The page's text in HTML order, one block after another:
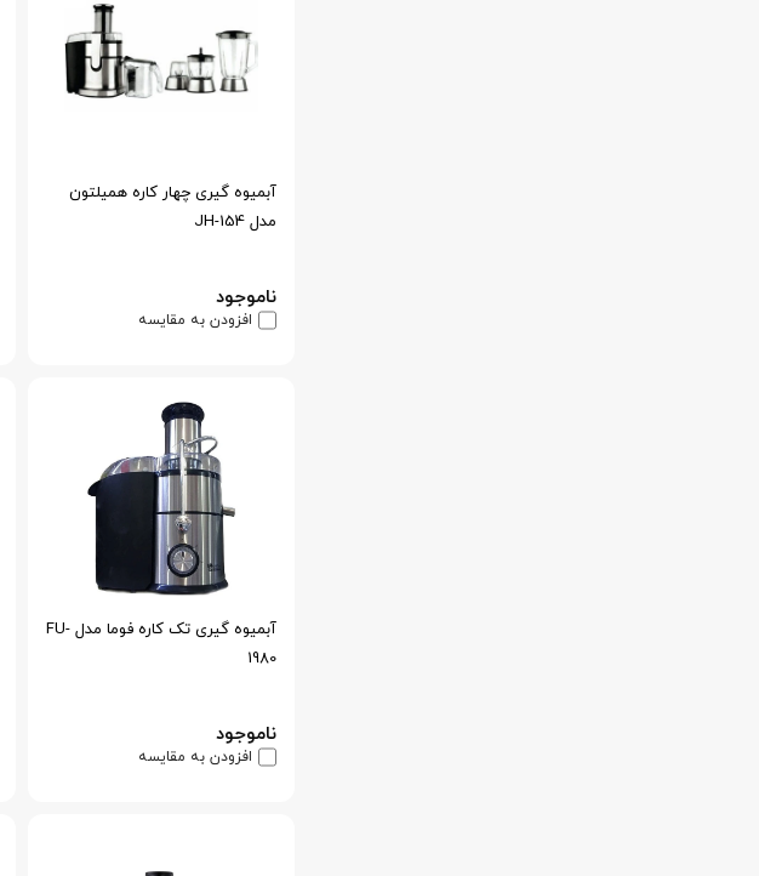
آبمیوه گیری چهار کاره همیلتون
مدل JH-154
ناموجود
افزودن به مقایسه
آبمیوه گیری تک کاره فوما مدل FU-
1980
ناموجود
افزودن به مقایسه